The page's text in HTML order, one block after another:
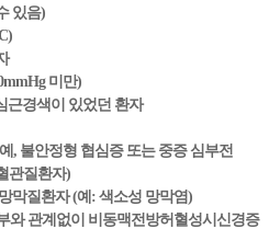
있음)
미만)
근경색이 있었던 환자
, 불안정형 협심증 또는 중증 심부전
관질환자)
막질환자 (예: 색소성 망막염)
와 관계없이 비동맥전방허혈성시신경증